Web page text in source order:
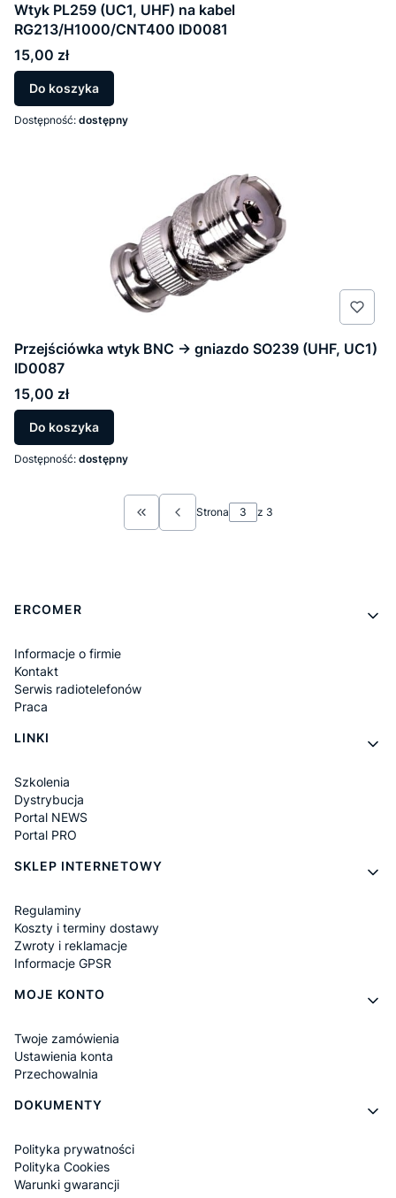
Wtyk PL259 (UC1, UHF) na kabel
RG213/H1000/CNT400 ID0081
Cena
15,00 zł
Do koszyka
Dostępność: dostępny
Przejściówka wtyk BNC -> gniazdo SO239 (UHF, UC1)
ID0087
Cena
15,00 zł
Do koszyka
Dostępność: dostępny
Wróć do pierwszej strony z produktami
Strona z 3
Linki w stopce
ERCOMER
Informacje o firmie
Kontakt
Serwis radiotelefonów
Praca
LINKI
Szkolenia
Dystrybucja
Portal NEWS
Portal PRO
SKLEP INTERNETOWY
Regulaminy
Koszty i terminy dostawy
Zwroty i reklamacje
Informacje GPSR
MOJE KONTO
Twoje zamówienia
Ustawienia konta
Przechowalnia
DOKUMENTY
Polityka prywatności
Polityka Cookies
Warunki gwarancji